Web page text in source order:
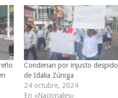
Condenan por injusto despido
de Idalia Zúniga
24 octubre, 2024
En «Nacionales»